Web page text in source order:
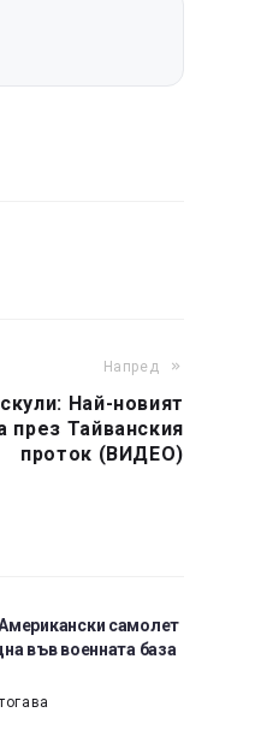
Напред
Най-новият
през Тайванския
проток (ВИДЕО)
самолет
във военната база